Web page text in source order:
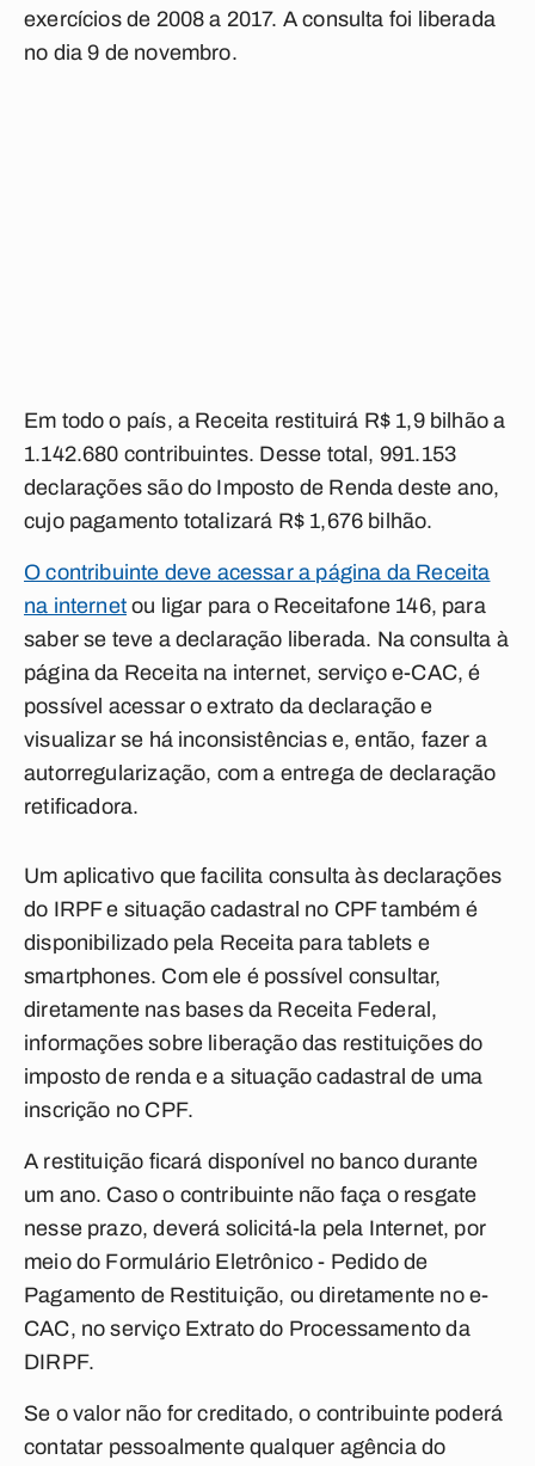
exercícios de 2008 a 2017. A consulta foi liberada
no dia 9 de novembro.
Em todo o país, a Receita restituirá R$ 1,9 bilhão a
1.142.680 contribuintes. Desse total, 991.153
declarações são do Imposto de Renda deste ano,
cujo pagamento totalizará R$ 1,676 bilhão.
O contribuinte deve acessar a página da Receita
na internet ou ligar para o Receitafone 146, para
saber se teve a declaração liberada. Na consulta à
página da Receita na internet, serviço e-CAC, é
possível acessar o extrato da declaração e
visualizar se há inconsistências e, então, fazer a
autorregularização, com a entrega de declaração
retificadora.
Um aplicativo que facilita consulta às declarações
do IRPF e situação cadastral no CPF também é
disponibilizado pela Receita para tablets e
smartphones. Com ele é possível consultar,
diretamente nas bases da Receita Federal,
informações sobre liberação das restituições do
imposto de renda e a situação cadastral de uma
inscrição no CPF.
A restituição ficará disponível no banco durante
um ano. Caso o contribuinte não faça o resgate
nesse prazo, deverá solicitá-la pela Internet, por
meio do Formulário Eletrônico - Pedido de
Pagamento de Restituição, ou diretamente no e-
CAC, no serviço Extrato do Processamento da
DIRPF.
Se o valor não for creditado, o contribuinte poderá
contatar pessoalmente qualquer agência do